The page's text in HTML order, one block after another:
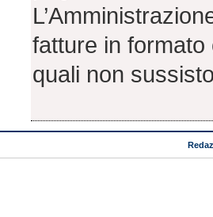
fatture in
quali non